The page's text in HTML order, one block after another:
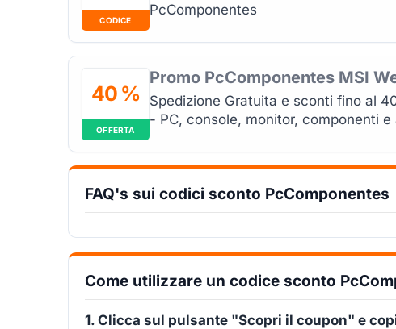
CODICE
PcComponentes
40 %
OFFERTA
Promo PcComponentes MSI
Spedizione Gratuita e sconti fino al
- PC, console, monitor, componenti e
FAQ's sui codici sconto PcComponentes
Come utilizzare un codice sconto
1. Clicca sul pulsante "Scopri il coupon" e